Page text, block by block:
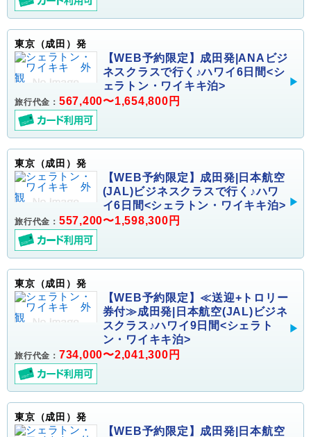
東京（成田）発
【WEB予約限定】成田発|ANAビジ
ネスクラスで行く♪ハワイ6日間<シ
ェラトン・ワイキキ泊>
旅行代金： 567,400〜1,654,800円
東京（成田）発
【WEB予約限定】成田発|日本航空
(JAL)ビジネスクラスで行く♪ハワ
イ6日間<シェラトン・ワイキキ泊>
旅行代金： 557,200〜1,598,300円
東京（成田）発
【WEB予約限定】≪送迎+トロリー
券付≫成田発|日本航空(JAL)ビジネ
スクラス♪ハワイ9日間<シェラト
ン・ワイキキ泊>
旅行代金： 734,000〜2,041,300円
東京（成田）発
【WEB予約限定】成田発|日本航空